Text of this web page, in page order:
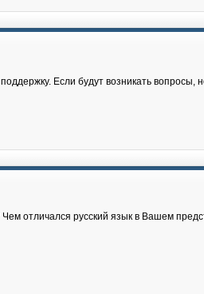
Если будут возникать
отличался русский язык в Вашем